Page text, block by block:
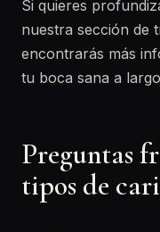
Si quieres
nuestra sección de
encontrarás más
tu boca sana a
Preguntas
tipos de